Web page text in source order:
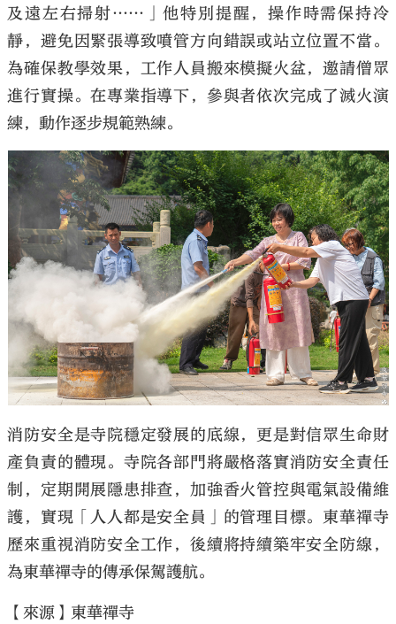
及遠左右掃射……」他特別提醒，操作時需保持冷
靜，避免因緊張導致噴管方向錯誤或站立位置不當。
為確保教學效果，工作人員搬來模擬火盆，邀請僧眾
進行實操。在專業指導下，參與者依次完成了滅火演
練，動作逐步規範熟練。
消防安全是寺院穩定發展的底線，更是對信眾生命財
產負責的體現。寺院各部門將嚴格落實消防安全責任
制，定期開展隱患排查，加強香火管控與電氣設備維
護，實現「人人都是安全員」的管理目標。東華禪寺
歷來重視消防安全工作，後續將持續築牢安全防線，
為東華禪寺的傳承保駕護航。
【來源】東華禪寺